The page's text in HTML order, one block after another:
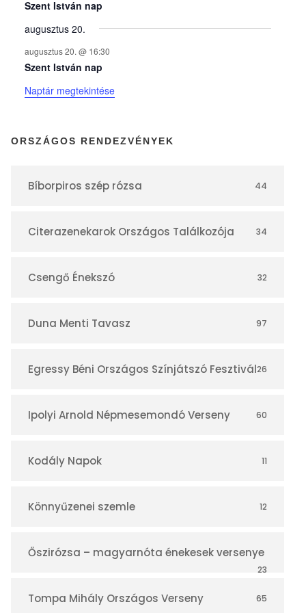
y
e
k
n
a
á
r
Szent István nap
augusztus 20.
augusztus 20. @ 16:30
Szent István nap
Naptár megtekintése
ORSZÁGOS RENDEZVÉNYEK
Bíborpiros szép rózsa 44
Citerazenekarok Országos Találkozója 34
Csengő Énekszó 32
Duna Menti Tavasz 97
Egressy Béni Országos Színjátszó Fesztivál26
Ipolyi Arnold Népmesemondó Verseny 60
Kodály Napok 11
Könnyűzenei szemle 12
Őszirózsa – magyarnóta énekesek versenye
23
Tompa Mihály Országos Verseny 65